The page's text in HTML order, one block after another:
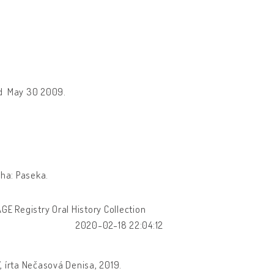
May 30 2009.
Paseka.
Registry Oral History Collection
2020-02-18 22:04:12
írta Nečasová Denisa, 2019.